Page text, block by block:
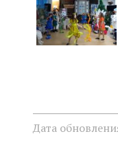
Дата